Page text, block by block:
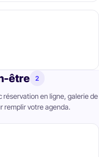
être 2
en ligne, galerie de
remplir votre agenda.